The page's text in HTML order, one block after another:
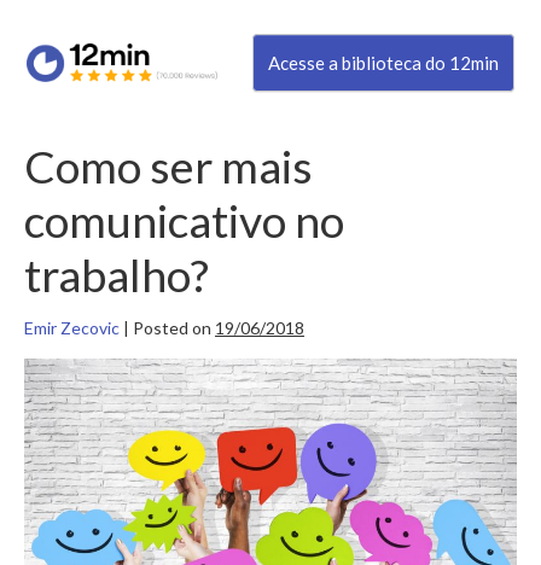
Acesse a biblioteca do 12min
Como ser mais
comunicativo no
trabalho?
Emir Zecovic | Posted on 19/06/2018